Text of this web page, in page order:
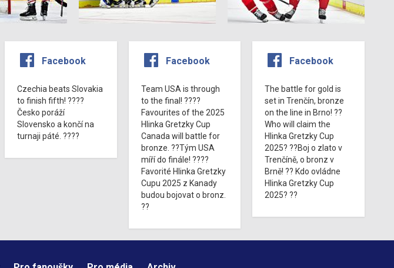
Facebook
Czechia beats Slovakia
to finish fifth! ????
Česko poráží
Slovensko a končí na
turnaji páté. ????
Facebook
Team USA is through
to the final! ????
Favourites of the 2025
Hlinka Gretzky Cup
Canada will battle for
bronze. ??Tým USA
míří do finále! ????
Favorité Hlinka Gretzky
Cupu 2025 z Kanady
budou bojovat o bronz.
??
Facebook
The battle for gold is
set in Trenčín, bronze
on the line in Brno! ??
Who will claim the
Hlinka Gretzky Cup
2025? ??Boj o zlato v
Trenčíně, o bronz v
Brně! ?? Kdo ovládne
Hlinka Gretzky Cup
2025? ??